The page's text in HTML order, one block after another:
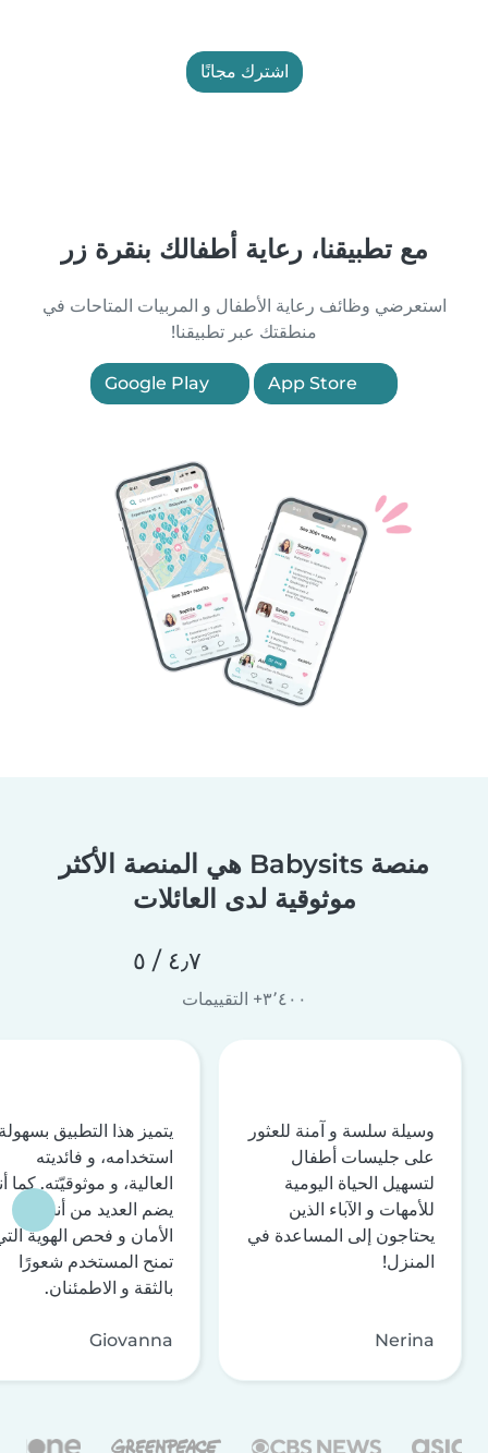
اشترك مجانًا
مع تطبيقنا، رعاية أطفالك بنقرة زر
استعرضي وظائف رعاية الأطفال و المربيات المتاحات في
منطقتك عبر تطبيقنا!
منصة Babysits هي المنصة الأكثر
موثوقية لدى العائلات
٤٫٧ / ٥
٣٬٤٠٠+ التقييمات
وسيلة سلسة و آمنة للعثور
على جليسات أطفال
لتسهيل الحياة اليومية
للأمهات و الآباء الذين
يحتاجون إلى المساعدة في
المنزل!
Nerina
يتميز هذا التطبيق
استخدامه، و فائديته
العالية، و موثوقيّته. كما
يضم العديد من أنظمة
الأمان و فحص الهوية
تمنح المستخدم شعورًا
بالثقة و الاطمئنان.
Giovanna